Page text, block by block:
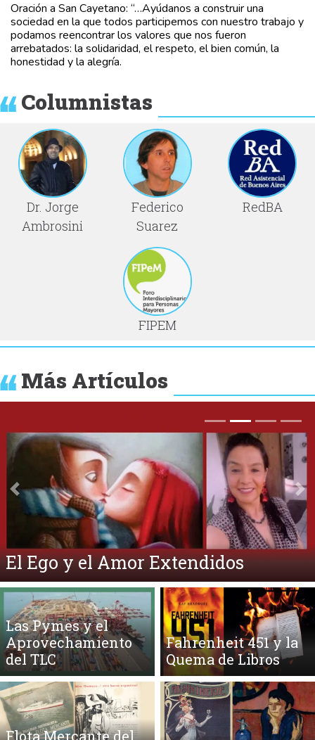
Oración a San Cayetano: “…Ayúdanos a construir una
sociedad en la que todos participemos con nuestro trabajo y
podamos reencontrar los valores que nos fueron
arrebatados: la solidaridad, el respeto, el bien común, la
honestidad y la alegría.
Columnistas
Dr. Jorge
Ambrosini
Federico
Suarez
RedBA
FIPEM
Más Artículos
El Ego y el Amor Extendidos
Anterior
Las Pymes y el
Aprovechamiento
del TLC
Fahrenheit 451 y la
Quema de Libros
Flota Mercante del